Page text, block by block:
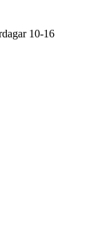
10-16